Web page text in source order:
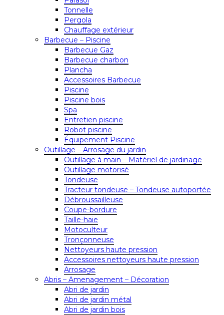
Tonnelle
Pergola
Chauffage extérieur
Barbecue – Piscine
Barbecue Gaz
Barbecue charbon
Plancha
Accessoires Barbecue
Piscine
Piscine bois
Spa
Entretien piscine
Robot piscine
Équipement Piscine
Outillage – Arrosage du jardin
Outillage à main – Matériel de jardinage
Outillage motorisé
Tondeuse
Tracteur tondeuse – Tondeuse autoportée
Débroussailleuse
Coupe-bordure
Taille-haie
Motoculteur
Tronçonneuse
Nettoyeurs haute pression
Accessoires nettoyeurs haute pression
Arrosage
Abris – Amenagement – Décoration
Abri de jardin
Abri de jardin métal
Abri de jardin bois